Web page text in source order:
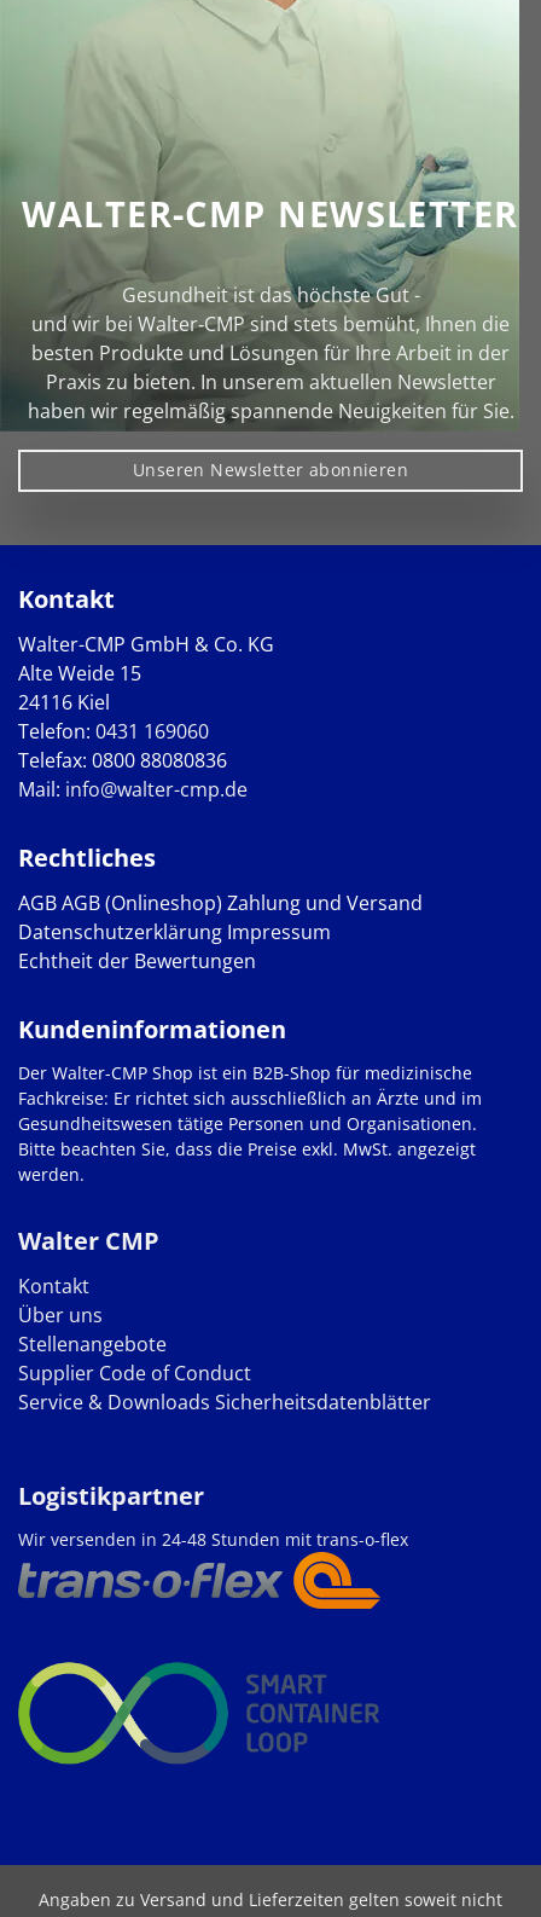
WALTER-CMP NEWSLETTER
Gesundheit ist das höchste Gut -
und wir bei Walter‑CMP sind stets bemüht, Ihnen die
besten Produkte und Lösungen für Ihre Arbeit in der
Praxis zu bieten. In unserem aktuellen Newsletter
haben wir regelmäßig spannende Neuigkeiten für Sie.
Unseren Newsletter abonnieren
Kontakt
Walter-CMP GmbH & Co. KG
Alte Weide 15
24116 Kiel
Telefon: 0431 169060
Telefax: 0800 88080836
Mail: info@walter-cmp.de
Rechtliches
AGBAGB (Onlineshop) Zahlung und Versand
Datenschutzerklärung Impressum
Echtheit der Bewertungen
Walter CMP
Kontakt
Über uns
Stellenangebote
Supplier Code of Conduct
Service & Downloads Sicherheitsdatenblätter
Kundeninformationen
Der Walter-CMP Shop ist ein B2B-Shop für medizinische
Fachkreise: Er richtet sich ausschließlich an Ärzte und im
Gesundheitswesen tätige Personen und Organisationen.
Bitte beachten Sie, dass die Preise exkl. MwSt. angezeigt
werden.
Logistikpartner
Wir versenden in 24-48 Stunden mit trans-o-flex
Angaben zu Versand und Lieferzeiten gelten soweit nicht